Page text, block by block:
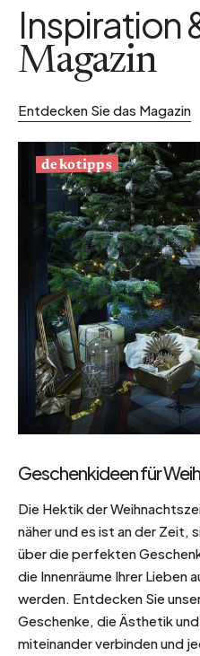
Inspiration
Magazin
Entdecken Sie das Magazin
dekotipps
Geschenkideen für
Die Hektik der
näher und es ist an der Zeit,
über die perfekten
die Innenräume Ihrer Lieben
werden. Entdecken Sie
Geschenke, die Ästhetik
miteinander verbinden und